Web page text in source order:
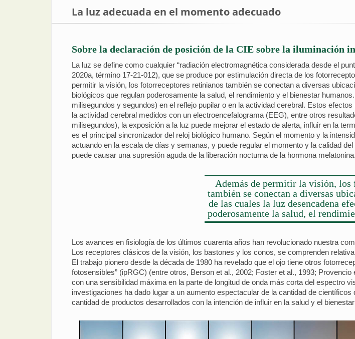
La luz adecuada en el momento adecuado
Sobre la declaración de posición de la CIE sobre la iluminación
La luz se define como cualquier “radiación electromagnética considerada desde el
2020a, término 17-21-012), que se produce por estimulación directa de los
permitir la visión, los fotorreceptores retinianos también se conectan a diversas
biológicos que regulan poderosamente la salud, el rendimiento y el bienestar
milisegundos y segundos) en el reflejo pupilar o en la actividad cerebral. Estos
la actividad cerebral medidos con un electroencefalograma (EEG), entre otros
milisegundos), la exposición a la luz puede mejorar el estado de alerta, influir en la
es el principal sincronizador del reloj biológico humano. Según el momento y la
actuando en la escala de días y semanas, y puede regular el momento y la calidad
puede causar una supresión aguda de la liberación nocturna de la hormona melatonina.
Además de permitir la visión, los
también se conectan a diversas
de las cuales la luz desencadena
poderosamente la salud, el
Los avances en fisiología de los últimos cuarenta años han revolucionado nuestra
Los receptores clásicos de la visión, los bastones y los conos, se comprenden
El trabajo pionero desde la década de 1980 ha revelado que el ojo tiene otros
fotosensibles” (ipRGC) (entre otros, Berson et al., 2002; Foster et al., 1993;
con una sensibilidad máxima en la parte de longitud de onda más corta del espectro
investigaciones ha dado lugar a un aumento espectacular de la cantidad de
cantidad de productos desarrollados con la intención de influir en la salud y el